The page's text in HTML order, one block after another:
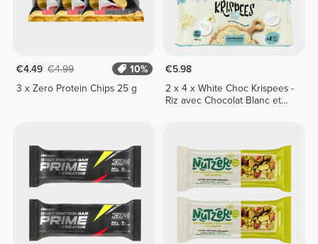
€4.49 €4.99
10%
3 x Zero Protein Chips 25 g
€5.98
2 x 4 x White Choc Krispees -
Riz avec Chocolat Blanc et